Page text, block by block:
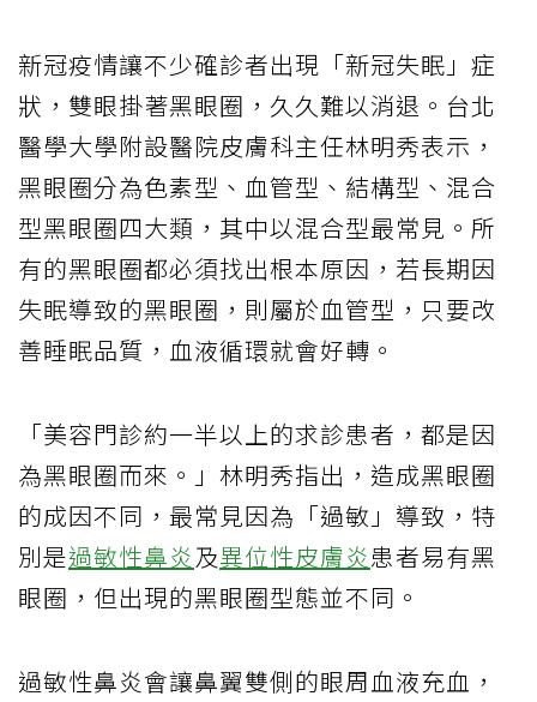
新冠疫情讓不少確診者出現「新冠失眠」症
狀，雙眼掛著黑眼圈，久久難以消退。台北
醫學大學附設醫院皮膚科主任林明秀表示，
黑眼圈分為色素型、血管型、結構型、混合
型黑眼圈四大類，其中以混合型最常見。所
有的黑眼圈都必須找出根本原因，若長期因
失眠導致的黑眼圈，則屬於血管型，只要改
善睡眠品質，血液循環就會好轉。
「美容門診約一半以上的求診患者，都是因
為黑眼圈而來。」林明秀指出，造成黑眼圈
的成因不同，最常見因為「過敏」導致，特
別是過敏性鼻炎及異位性皮膚炎患者易有黑
眼圈，但出現的黑眼圈型態並不同。
過敏性鼻炎會讓鼻翼雙側的眼周血液充血，